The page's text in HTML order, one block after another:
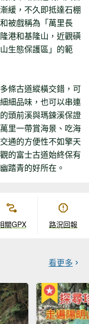
緩，不久即抵達石棚
被戲稱為「萬里長
港和基隆山，近觀磺
生態保護區」的範
條古道縱橫交錯，可
細品味，也可以串連
頭前溪與瑪鋉溪保證
里一帶賞海景、吃海
通的方便性不如擎天
的富士古道始終保有
踏青的好所在。
關GPX 路況回報
看更多